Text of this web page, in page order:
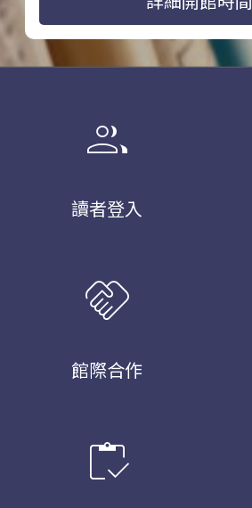
group
讀者登入
handshake
館際合作
inventory